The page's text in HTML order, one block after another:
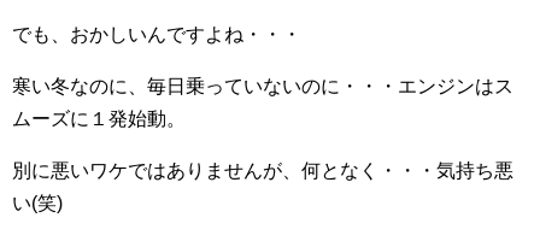
でも、おかしいんですよね・・・
寒い冬なのに、毎日乗っていないのに・・・エンジンはス
ムーズに１発始動。
別に悪いワケではありませんが、何となく・・・気持ち悪
い(笑)